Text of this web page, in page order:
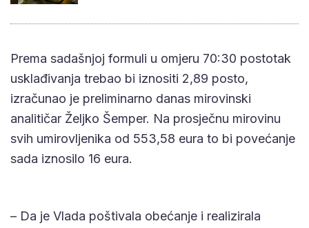
Prema sadašnjoj formuli u omjeru 70:30 postotak
usklađivanja trebao bi iznositi 2,89 posto,
izračunao je preliminarno danas mirovinski
analitičar Željko Šemper. Na prosječnu mirovinu
svih umirovljenika od 553,58 eura to bi povećanje
sada iznosilo 16 eura.
– Da je Vlada poštivala obećanje i realizirala